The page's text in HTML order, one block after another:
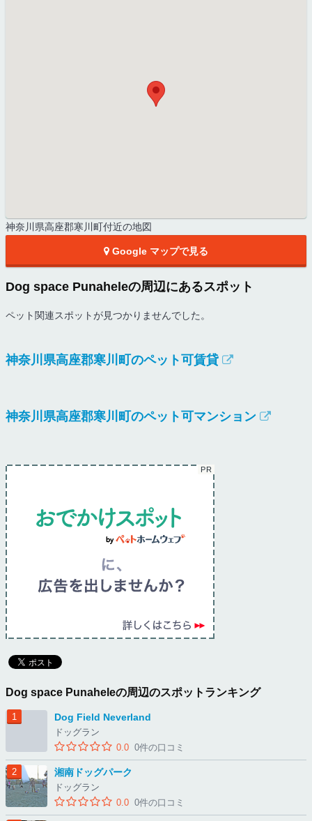
神奈川県高座郡寒川町付近の地図
Google マップで見る
Dog space Punaheleの周辺にあるスポット
ペット関連スポットが見つかりませんでした。
神奈川県高座郡寒川町のペット可賃貸
神奈川県高座郡寒川町のペット可マンション
Dog space Punaheleの周辺のスポットランキング
Dog Field Neverland
ドッグラン
0.0 0件の口コミ
湘南ドッグパーク
ドッグラン
0.0 0件の口コミ